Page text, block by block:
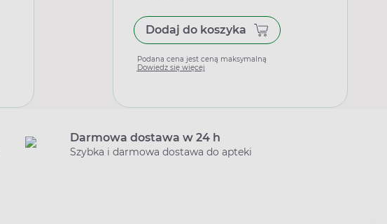
Dodaj do koszyka
Podana cena jest ceną maksymalną
Dowiedz się więcej
Darmowa dostawa w 24 h
Szybka i darmowa dostawa do apteki